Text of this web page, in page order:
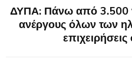
ΔΥΠΑ: Πάνω από 3.500
ανέργους όλων των